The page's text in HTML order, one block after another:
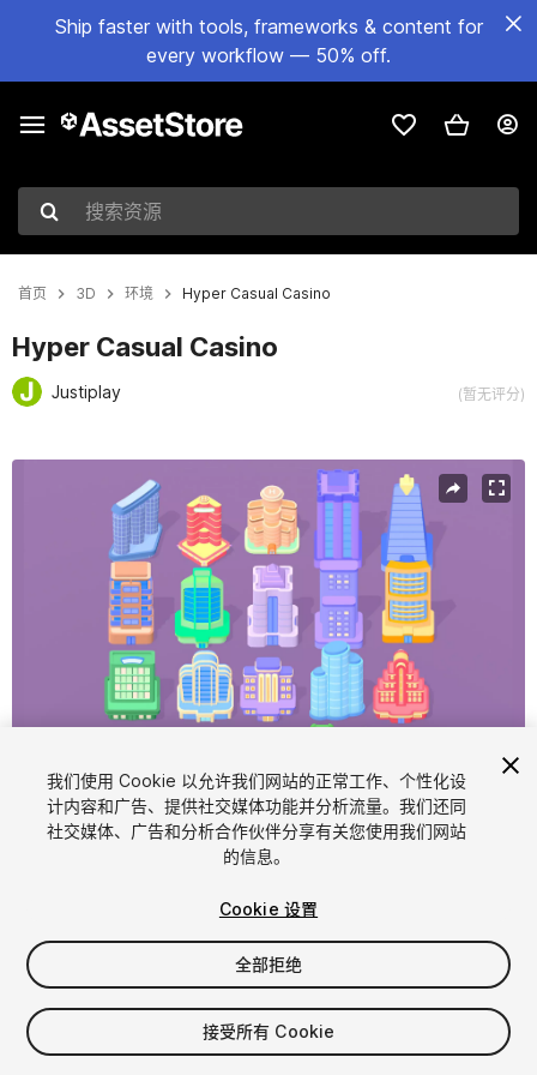
Ship faster with tools, frameworks & content for
every workflow — 50% off.
搜索资源
首页 3D 环境 Hyper Casual Casino
Hyper Casual Casino
Justiplay (暂无评分)
当前幻灯片：1 / 10
1/10
$14.99
增值税将在结算时计算
我们使用 Cookie 以允许我们网站的正常工作、个性化设
计内容和广告、提供社交媒体功能并分析流量。我们还同
社交媒体、广告和分析合作伙伴分享有关您使用我们网站
的信息。
Cookie 设置
全部拒绝
接受所有 Cookie